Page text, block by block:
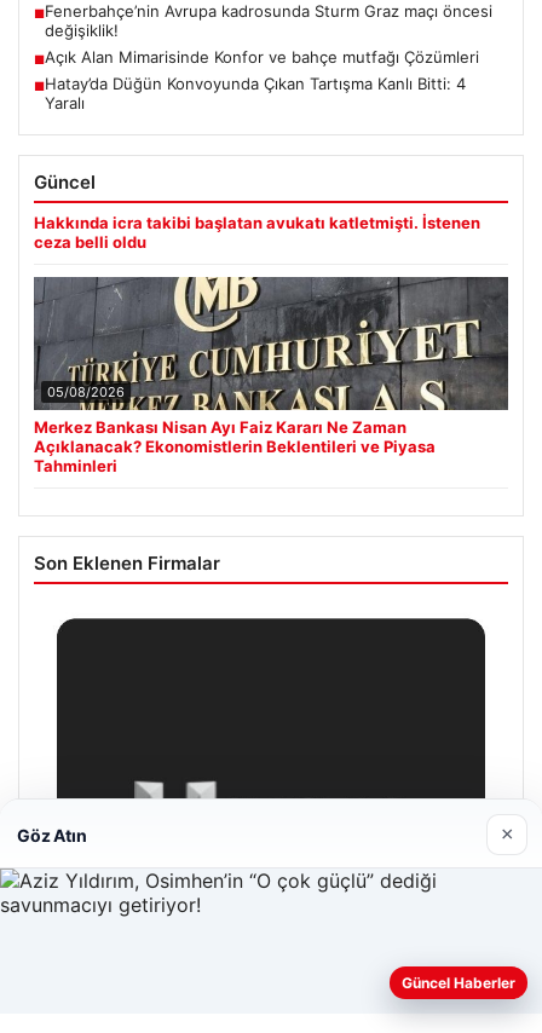
■Fenerbahçe’nin Avrupa kadrosunda Sturm Graz maçı öncesi
değişiklik!
■Açık Alan Mimarisinde Konfor ve bahçe mutfağı Çözümleri
■Hatay’da Düğün Konvoyunda Çıkan Tartışma Kanlı Bitti: 4
Yaralı
Güncel
Hakkında icra takibi başlatan avukatı katletmişti. İstenen
ceza belli oldu
05/08/2026
Merkez Bankası Nisan Ayı Faiz Kararı Ne Zaman
Açıklanacak? Ekonomistlerin Beklentileri ve Piyasa
Tahminleri
Son Eklenen Firmalar
Web sitemizi nasıl kullandığınızı daha iyi anlayabilmek,
Göz Atın ×
Güncel Haberler